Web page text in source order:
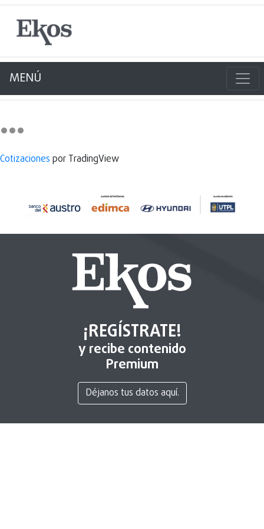
MENÚ
Cotizaciones por TradingView
¡REGÍSTRATE!
y recibe contenido
Premium
Déjanos tus datos aquí.